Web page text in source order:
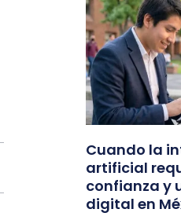
Cuando la
artificial
confianza y
digital en